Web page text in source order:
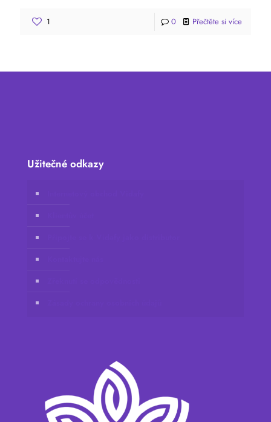
1 0 Přečtěte si více
Užitečné odkazy